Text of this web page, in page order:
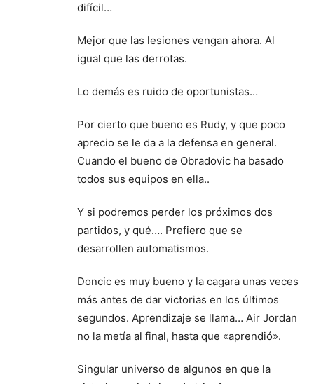
difícil…
Mejor que las lesiones vengan ahora. Al
igual que las derrotas.
Lo demás es ruido de oportunistas…
Por cierto que bueno es Rudy, y que poco
aprecio se le da a la defensa en general.
Cuando el bueno de Obradovic ha basado
todos sus equipos en ella..
Y si podremos perder los próximos dos
partidos, y qué…. Prefiero que se
desarrollen automatismos.
Doncic es muy bueno y la cagara unas veces
más antes de dar victorias en los últimos
segundos. Aprendizaje se llama… Air Jordan
no la metía al final, hasta que «aprendió».
Singular universo de algunos en que la